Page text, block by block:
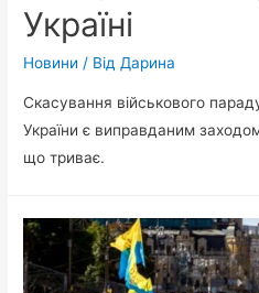
Україні
Новини / ВідДарина
Скасування військового
України є виправданим
що триває.